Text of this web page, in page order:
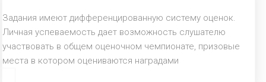
Задания имеют дифференцированную систему оценок.
Личная успеваемость дает возможность слушателю
участвовать в общем оценочном чемпионате, призовые
места в котором оцениваются наградами